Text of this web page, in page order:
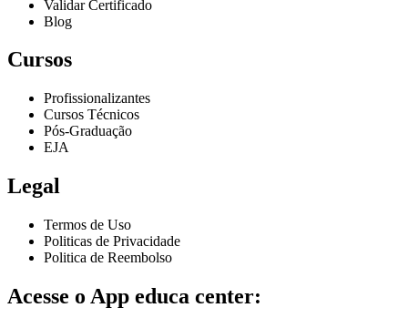
Validar Certificado
Blog
Cursos
Profissionalizantes
Cursos Técnicos
Pós-Graduação
EJA
Legal
Termos de Uso
Politicas de Privacidade
Politica de Reembolso
Acesse o App educa center: